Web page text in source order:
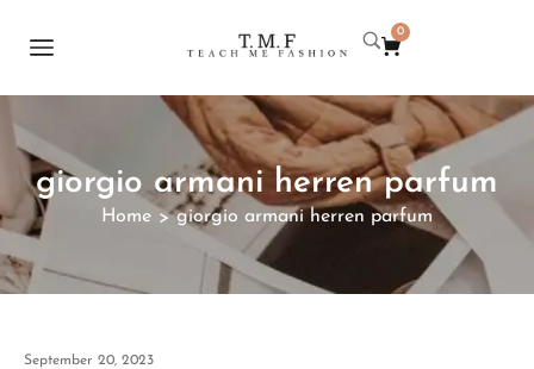
0
giorgio armani herren parfum
Home > giorgio armani herren parfum
September 20, 2023